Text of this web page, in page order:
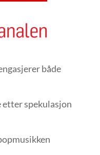
både
etter spekulasjon